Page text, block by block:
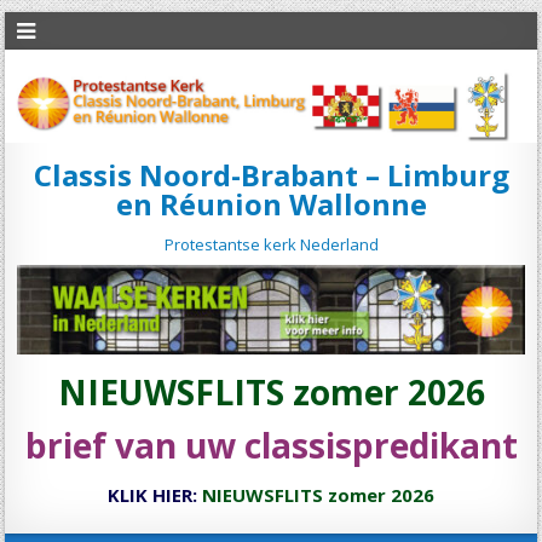
Classis Noord-Brabant – Limburg
en Réunion Wallonne
Protestantse kerk Nederland
NIEUWSFLITS zomer 2026
brief van uw classispredikant
KLIK HIER: NIEUWSFLITS zomer 2026